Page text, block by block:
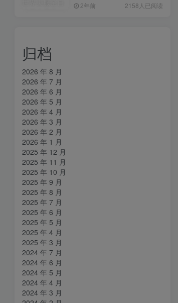
姆级教学
2年前 2158人已阅读
归档
2026 年 8 月
2026 年 7 月
2026 年 6 月
2026 年 5 月
2026 年 4 月
2026 年 3 月
2026 年 2 月
2026 年 1 月
2025 年 12 月
2025 年 11 月
2025 年 10 月
2025 年 9 月
2025 年 8 月
2025 年 7 月
2025 年 6 月
2025 年 5 月
2025 年 4 月
2025 年 3 月
2024 年 7 月
2024 年 6 月
2024 年 5 月
2024 年 4 月
2024 年 3 月